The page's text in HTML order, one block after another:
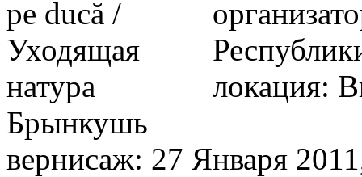
локация:
Брынкушь
вернисаж: 27 Января